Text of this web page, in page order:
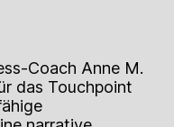
Coach Anne M.
das Touchpoint